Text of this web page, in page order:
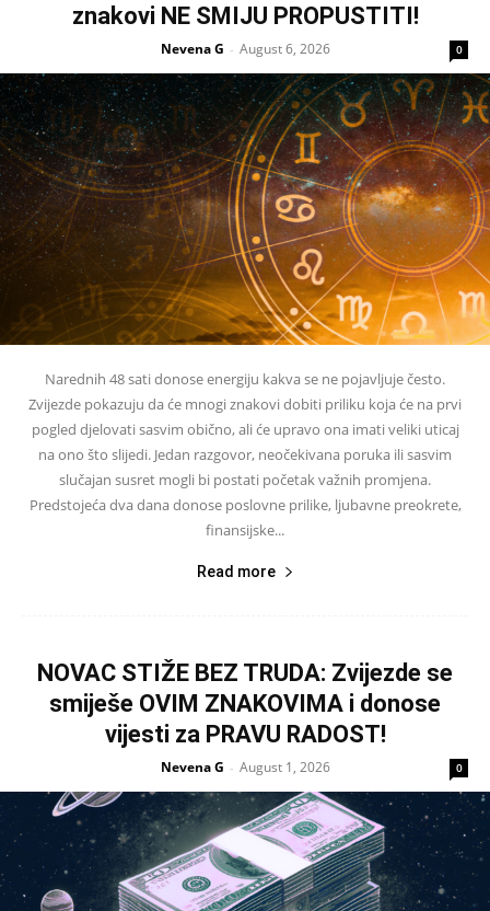
znakovi NE SMIJU PROPUSTITI!
Nevena G - August 6, 2026 0
Narednih 48 sati donose energiju kakva se ne pojavljuje često.
Zvijezde pokazuju da će mnogi znakovi dobiti priliku koja će na prvi
pogled djelovati sasvim obično, ali će upravo ona imati veliki uticaj
na ono što slijedi. Jedan razgovor, neočekivana poruka ili sasvim
slučajan susret mogli bi postati početak važnih promjena.
Predstojeća dva dana donose poslovne prilike, ljubavne preokrete,
finansijske...
Read more
NOVAC STIŽE BEZ TRUDA: Zvijezde se
smiješe OVIM ZNAKOVIMA i donose
vijesti za PRAVU RADOST!
Nevena G - August 1, 2026 0